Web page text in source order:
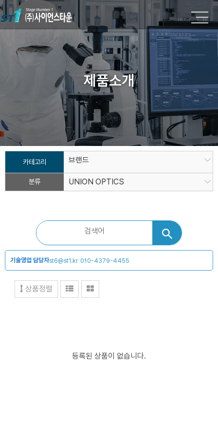
제품소개
카테고리 브랜드
분류 UNION OPTICS
기술영업 담당자st6@st1.kr 010-4379-4455
상품정렬
등록된 상품이 없습니다.